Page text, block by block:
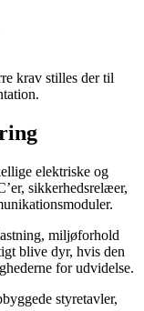
krav stilles der til
elektriske og
sikkerhedsrelæer,
miljøforhold
blive dyr, hvis den
for udvidelse.
styretavler,